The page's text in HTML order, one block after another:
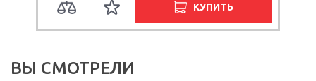
КУПИТЬ
ВЫ СМОТРЕЛИ